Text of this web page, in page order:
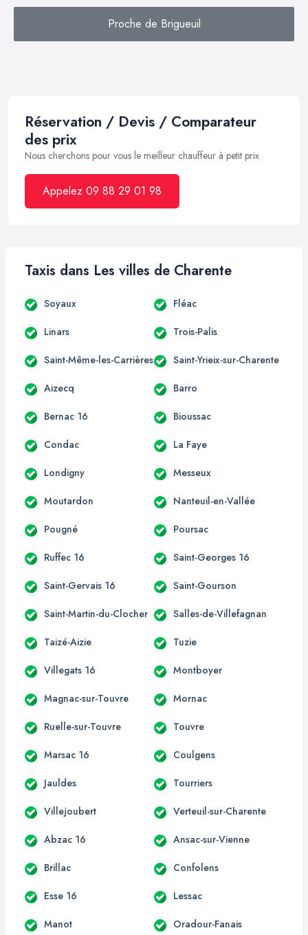
Proche de Brigueuil
Réservation / Devis / Comparateur
des prix
Nous cherchons pour vous le meilleur chauffeur à petit prix
Appelez 09 88 29 01 98
Taxis dans Les villes de Charente
Soyaux Fléac
Linars Trois-Palis
Saint-Même-les-Carrières Saint-Yrieix-sur-Charente
Aizecq Barro
Bernac 16 Bioussac
Condac La Faye
Londigny Messeux
Moutardon Nanteuil-en-Vallée
Pougné Poursac
Ruffec 16 Saint-Georges 16
Saint-Gervais 16 Saint-Gourson
Saint-Martin-du-Clocher Salles-de-Villefagnan
Taizé-Aizie Tuzie
Villegats 16 Montboyer
Magnac-sur-Touvre Mornac
Ruelle-sur-Touvre Touvre
Marsac 16 Coulgens
Jauldes Tourriers
Villejoubert Verteuil-sur-Charente
Abzac 16 Ansac-sur-Vienne
Brillac Confolens
Esse 16 Lessac
Manot Oradour-Fanais